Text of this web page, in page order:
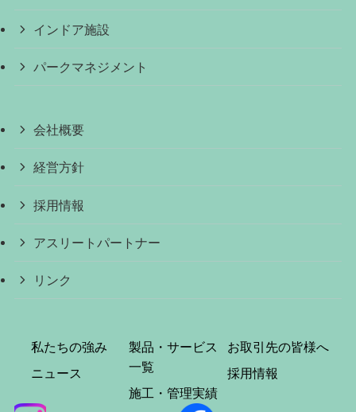
インドア施設
パークマネジメント
会社概要
経営方針
採用情報
アスリートパートナー
リンク
私たちの強み
ニュース
製品・サービス
一覧
施工・管理実績
お取引先の皆様へ
採用情報